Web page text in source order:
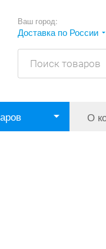
Ваш город:
Доставка по России
О